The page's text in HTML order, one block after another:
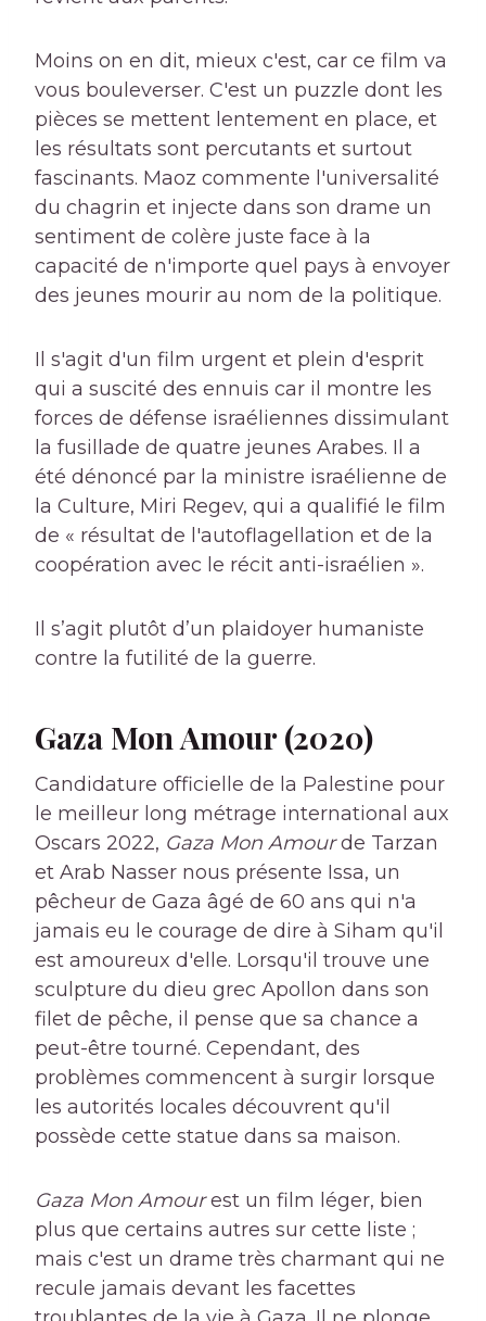
Moins on en dit, mieux c'est, car ce film va
vous bouleverser. C'est un puzzle dont les
pièces se mettent lentement en place, et
les résultats sont percutants et surtout
fascinants. Maoz commente l'universalité
du chagrin et injecte dans son drame un
sentiment de colère juste face à la
capacité de n'importe quel pays à envoyer
des jeunes mourir au nom de la politique.
Il s'agit d'un film urgent et plein d'esprit
qui a suscité des ennuis car il montre les
forces de défense israéliennes dissimulant
la fusillade de quatre jeunes Arabes. Il a
été dénoncé par la ministre israélienne de
la Culture, Miri Regev, qui a qualifié le film
de « résultat de l'autoflagellation et de la
coopération avec le récit anti-israélien ».
Il s’agit plutôt d’un plaidoyer humaniste
contre la futilité de la guerre.
Gaza Mon Amour (2020)
Candidature officielle de la Palestine pour
le meilleur long métrage international aux
Oscars 2022, Gaza Mon Amourde Tarzan
et Arab Nasser nous présente Issa, un
pêcheur de Gaza âgé de 60 ans qui n'a
jamais eu le courage de dire à Siham qu'il
est amoureux d'elle. Lorsqu'il trouve une
sculpture du dieu grec Apollon dans son
filet de pêche, il pense que sa chance a
peut-être tourné. Cependant, des
problèmes commencent à surgir lorsque
les autorités locales découvrent qu'il
possède cette statue dans sa maison.
Gaza Mon Amourest un film léger, bien
plus que certains autres sur cette liste ;
mais c'est un drame très charmant qui ne
recule jamais devant les facettes